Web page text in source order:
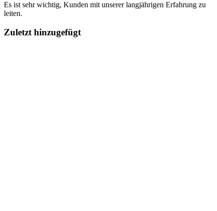
Es ist sehr wichtig, Kunden mit unserer langjährigen Erfahrung zu
leiten.
Zuletzt hinzugefügt